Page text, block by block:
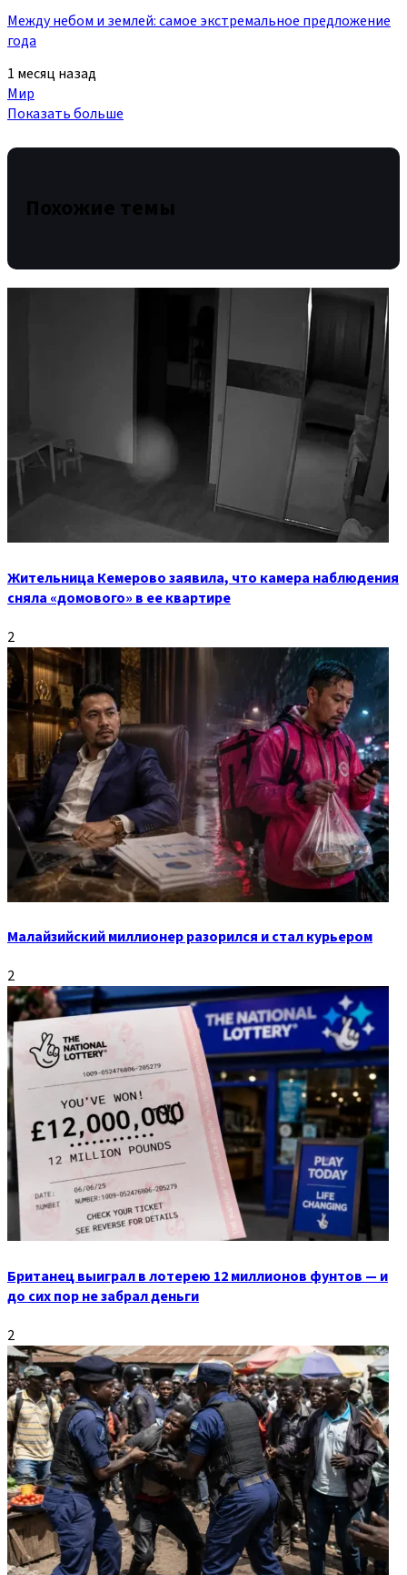
Между небом и землей: самое экстремальное предложение
года
1 месяц назад
Мир
Показать больше
Похожие темы
Жительница Кемерово заявила, что камера наблюдения
сняла «домового» в ее квартире
2
Малайзийский миллионер разорился и стал курьером
2
Британец выиграл в лотерею 12 миллионов фунтов — и
до сих пор не забрал деньги
2